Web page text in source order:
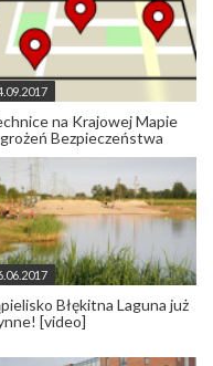
na Krajowej Mapie
Bezpieczeństwa
Błękitna Laguna już
[video]